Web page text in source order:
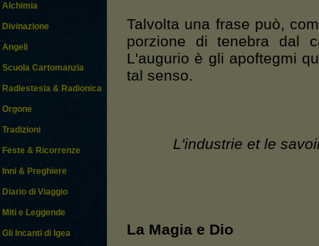
Alchimia
Divinazione
Angeli
Scuola Cartomanzia
Radiestesia & Radionica
Orgone
Tradizioni
Feste & Ricorrenze
Inni & Preghiere
Diario di Viaggio
Miti e Leggende
Gli Incanti di Igea
Talvolta una frase può,
porzione di tenebra dal
L'augurio è gli apoftegmi
tal senso.
L'industrie et le
La Magia e Dio